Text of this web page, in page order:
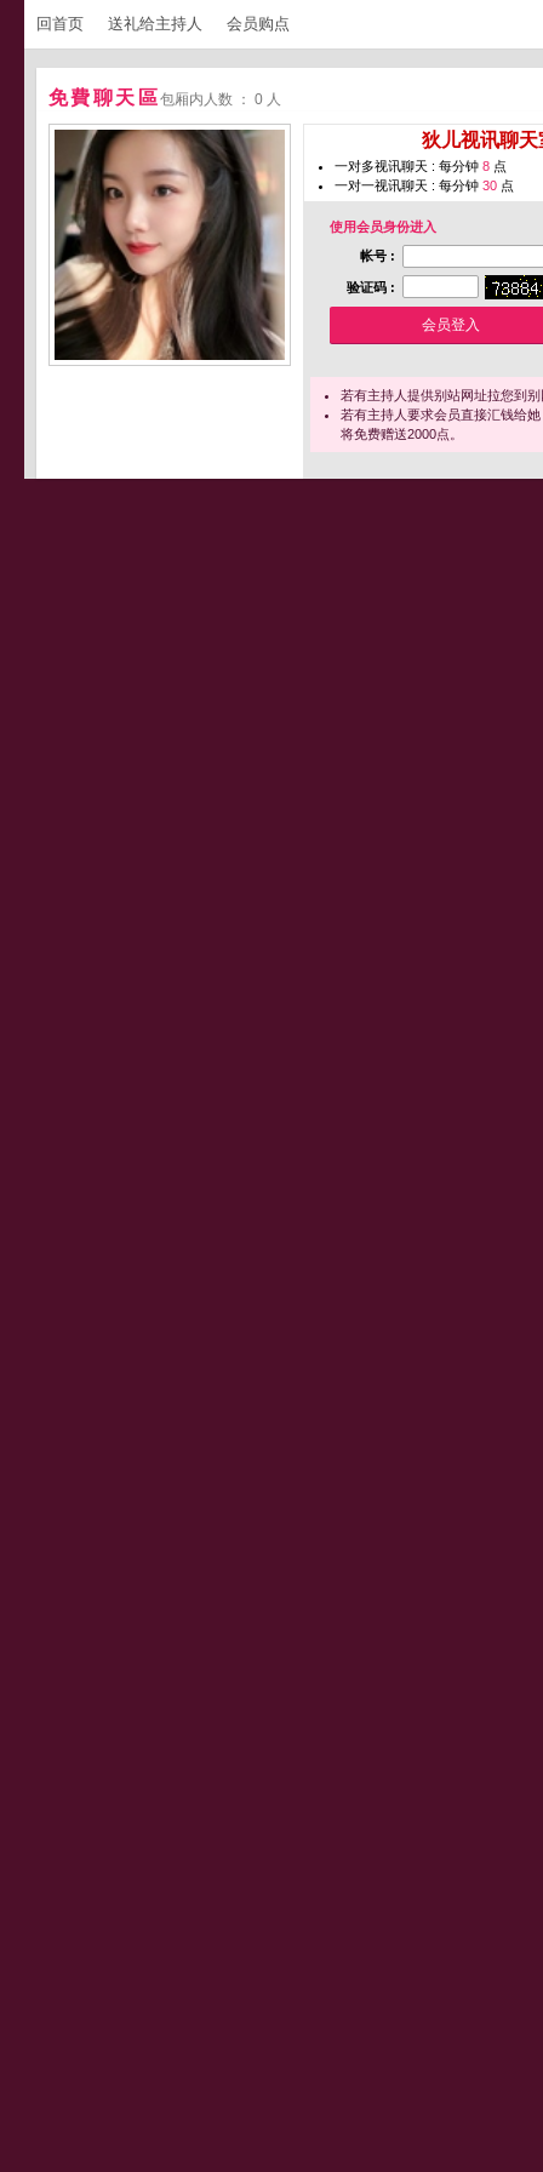
回首页 送礼给主持人 会员购点
免費聊天區包厢内人数 ： 0 人
狄儿视讯聊天
一对多视讯聊天 : 每分钟 8 点
一对一视讯聊天 : 每分钟 30 点
使用会员身份进入
帐号 :
验证码 :
若有主持人提供别站网址拉您到
若有主持人要求会员直接汇钱给
将免费赠送2000点。